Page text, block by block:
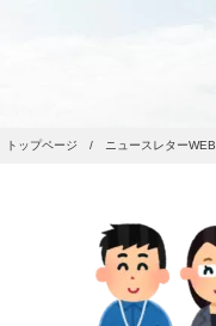
トップページ ニュースレターWEB